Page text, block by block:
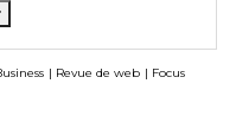
| Revue de web | Focus